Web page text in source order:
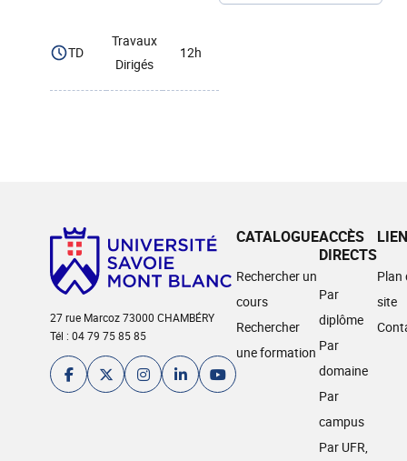
TD
Travaux
Dirigés
12h
27 rue Marcoz 73000 CHAMBÉRY
Tél : 04 79 75 85 85
CATALOGUE
Rechercher un
cours
Rechercher
une formation
ACCÈS
DIRECTS
Par
diplôme
Par
domaine
Par
campus
Par UFR,
Plan
site